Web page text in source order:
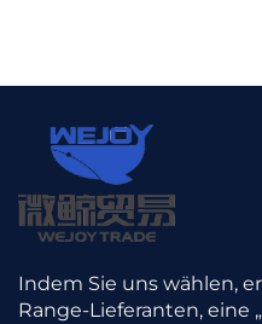
Indem Sie uns wählen,
Range-Lieferanten, eine